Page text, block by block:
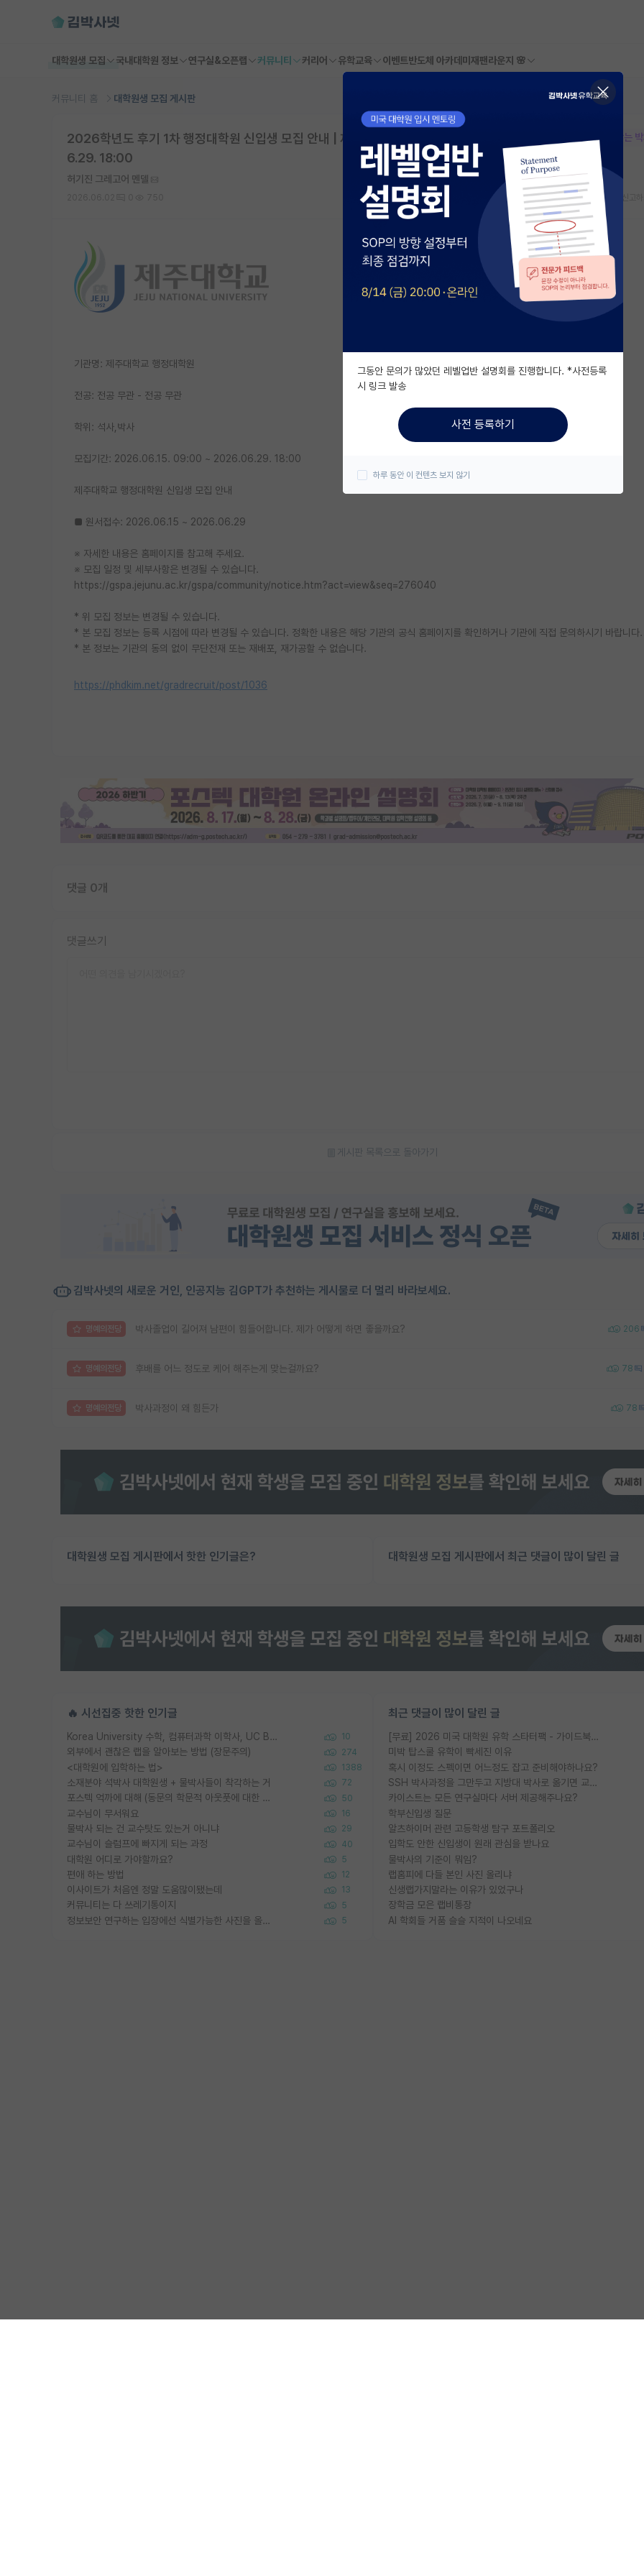
대학원생 모집 국내대학원 정보 연구실&오픈랩 커뮤니티 커리어 유학교육 이벤트반도체 아카데미 재팬라운지 🌸
커뮤니티 홈 대학원생 모집 게시판
본문이 수정되지 않는
2026학년도 후기 1차 행정대학원 신입생 모집 안내 | 제주대학교 행정대학원 | 마감: 2026.0
6.29. 18:00
허기진 그레고어 멘델
스크랩
기관명: 제주대학교 행정대학원
전공: 전공 무관 - 전공 무관
학위: 석사,박사
모집기간: 2026.06.15. 09:00 ~ 2026.06.29. 18:00
제주대학교 행정대학원 신입생 모집 안내
■ 원서접수: 2026.06.15 ~ 2026.06.29
※ 자세한 내용은 홈페이지를 참고해 주세요.
※ 모집 일정 및 세부사항은 변경될 수 있습니다.
https://gspa.jejunu.ac.kr/gspa/community/notice.htm?act=view&seq=276040
* 위 모집 정보는 변경될 수 있습니다.
* 본 모집 정보는 등록 시점에 따라 변경될 수 있습니다. 정확한 내용은 해당 기관의 공식 홈페이지를 확인하거나 기관에 직접 문의하시기 바랍니다.
* 본 정보는 기관의 동의 없이 무단전재 또는 재배포, 재가공할 수 없습니다.
https://phdkim.net/gradrecruit/post/1036
댓글 0개
댓글쓰기
게시판 목록으로 돌아가기
김박사넷의 새로운 거인, 인공지능 김GPT가 추천하는 게시물로 더 멀리 바라보세요.
명예의전당 박사졸업이 길어져 남편이 힘들어합니다. 제가 어떻게 하면 좋을까요? 206
명예의전당 후배를 어느 정도로 케어 해주는게 맞는걸까요? 78
명예의전당 박사과정이 왜 힘든가 78
대학원생 모집 게시판에서 핫한 인기글은? 대학원생 모집 게시판에서 최근 댓글이 많이 달린 글
🔥 시선집중 핫한 인기글
Korea University 수학, 컴퓨터과학 이학사, UC Berkeley 산업공학 대학원 공학박사가 되는 것은 쉽지 않겠죠? 10
외부에서 괜찮은 랩을 알아보는 방법 (장문주의) 274
<대학원에 입학하는 법> 1388
소재분야 석박사 대학원생 + 물박사들이 착각하는 거 72
포스텍 억까에 대해 (동문의 학문적 아웃풋에 대한 반박) 50
교수님이 무서워요 16
물박사 되는 건 교수탓도 있는거 아니냐 29
교수님이 슬럼프에 빠지게 되는 과정 40
대학원 어디로 가야할까요? 5
편애 하는 방법 12
이사이트가 처음엔 정말 도움많이됐는데 13
커뮤니티는 다 쓰레기통이지 5
정보보안 연구하는 입장에선 식별가능한 사진을 올리는건 비추이긴함 5
최근 댓글이 많이 달린 글
[무료] 2026 미국 대학원 유학 스타터팩 - 가이드북 & 합격자 컨택메일 템플릿
미박 탑스쿨 유학이 빡세진 이유
혹시 이정도 스펙이면 어느정도 잡고 준비해야하나요?
SSH 박사과정을 그만두고 지방대 박사로 옮기면 교수의 꿈은 끝일까요?
카이스트는 모든 연구실마다 서버 제공해주나요?
학부신입생 질문
알츠하이머 관련 고등학생 탐구 포트폴리오
입학도 안한 신입생이 원래 관심을 받나요
물박사의 기준이 뭐임?
랩홈피에 다들 본인 사진 올리냐
신생랩가지말라는 이유가 있었구나
장학금 모은 랩비통장
AI 학회들 거품 슬슬 지적이 나오네요
그동안 문의가 많았던 레벨업반 설명회를 진행합니다. *사전등록
시 링크 발송
사전 등록하기
하루 동안 이 컨텐츠 보지 않기